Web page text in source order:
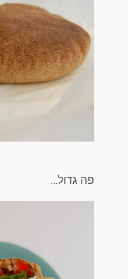
פה גדול…